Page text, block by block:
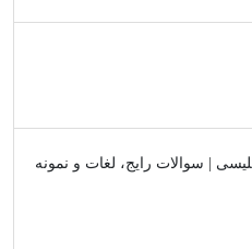
| سوالات رایج، لغات و نمونه